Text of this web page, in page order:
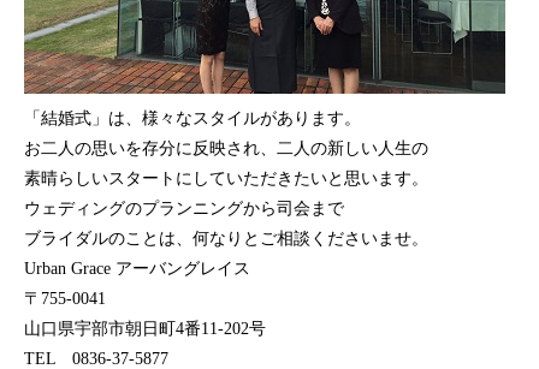
「結婚式」は、様々なスタイルがあります。
お二人の思いを存分に反映され、二人の新しい人生の
素晴らしいスタートにしていただきたいと思います。
ウェディングのプランニングから司会まで
ブライダルのことは、何なりとご相談くださいませ。
Urban Grace アーバングレイス
〒755-0041
山口県宇部市朝日町4番11-202号
TEL 0836-37-5877